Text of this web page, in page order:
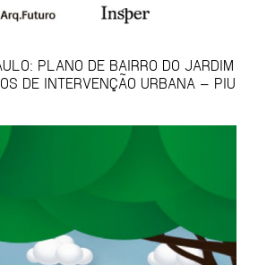
PLANO DE BAIRRO DO JARDIM
DE INTERVENÇÃO URBANA – PIU